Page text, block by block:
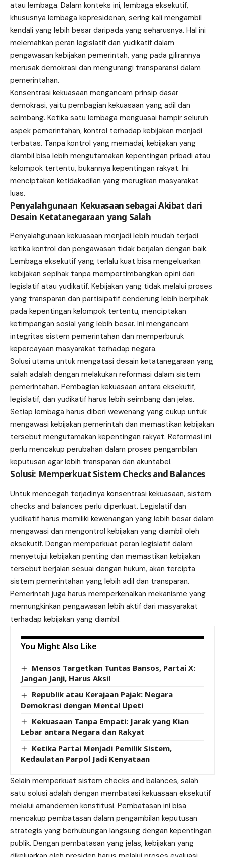
atau lembaga. Dalam konteks ini, lembaga eksekutif,
khususnya lembaga kepresidenan, sering kali mengambil
kendali yang lebih besar daripada yang seharusnya. Hal ini
melemahkan peran legislatif dan yudikatif dalam
pengawasan kebijakan pemerintah, yang pada gilirannya
merusak demokrasi dan mengurangi transparansi dalam
pemerintahan.
Konsentrasi kekuasaan mengancam prinsip dasar
demokrasi, yaitu pembagian kekuasaan yang adil dan
seimbang. Ketika satu lembaga menguasai hampir seluruh
aspek pemerintahan, kontrol terhadap kebijakan menjadi
terbatas. Tanpa kontrol yang memadai, kebijakan yang
diambil bisa lebih mengutamakan kepentingan pribadi atau
kelompok tertentu, bukannya kepentingan rakyat. Ini
menciptakan ketidakadilan yang merugikan masyarakat
luas.
Penyalahgunaan Kekuasaan sebagai Akibat dari
Desain Ketatanegaraan yang Salah
Penyalahgunaan kekuasaan menjadi lebih mudah terjadi
ketika kontrol dan pengawasan tidak berjalan dengan baik.
Lembaga eksekutif yang terlalu kuat bisa mengeluarkan
kebijakan sepihak tanpa mempertimbangkan opini dari
legislatif atau yudikatif. Kebijakan yang tidak melalui proses
yang transparan dan partisipatif cenderung lebih berpihak
pada kepentingan kelompok tertentu, menciptakan
ketimpangan sosial yang lebih besar. Ini mengancam
integritas sistem pemerintahan dan memperburuk
kepercayaan masyarakat terhadap negara.
Solusi utama untuk mengatasi desain ketatanegaraan yang
salah adalah dengan melakukan reformasi dalam sistem
pemerintahan. Pembagian kekuasaan antara eksekutif,
legislatif, dan yudikatif harus lebih seimbang dan jelas.
Setiap lembaga harus diberi wewenang yang cukup untuk
mengawasi kebijakan pemerintah dan memastikan kebijakan
tersebut mengutamakan kepentingan rakyat. Reformasi ini
perlu mencakup perubahan dalam proses pengambilan
keputusan agar lebih transparan dan akuntabel.
Solusi: Memperkuat Sistem Checks and Balances
Untuk mencegah terjadinya konsentrasi kekuasaan, sistem
checks and balances perlu diperkuat. Legislatif dan
yudikatif harus memiliki kewenangan yang lebih besar dalam
mengawasi dan mengontrol kebijakan yang diambil oleh
eksekutif. Dengan memperkuat peran legislatif dalam
menyetujui kebijakan penting dan memastikan kebijakan
tersebut berjalan sesuai dengan hukum, akan tercipta
sistem pemerintahan yang lebih adil dan transparan.
Pemerintah juga harus memperkenalkan mekanisme yang
memungkinkan pengawasan lebih aktif dari masyarakat
terhadap kebijakan yang diambil.
You Might Also Like
Mensos Targetkan Tuntas Bansos, Partai X:
Jangan Janji, Harus Aksi!
Republik atau Kerajaan Pajak: Negara
Demokrasi dengan Mental Upeti
Kekuasaan Tanpa Empati: Jarak yang Kian
Lebar antara Negara dan Rakyat
Ketika Partai Menjadi Pemilik Sistem,
Kedaulatan Parpol Jadi Kenyataan
Selain memperkuat sistem checks and balances, salah
satu solusi adalah dengan membatasi kekuasaan eksekutif
melalui amandemen konstitusi. Pembatasan ini bisa
mencakup pembatasan dalam pengambilan keputusan
strategis yang berhubungan langsung dengan kepentingan
publik. Dengan pembatasan yang jelas, kebijakan yang